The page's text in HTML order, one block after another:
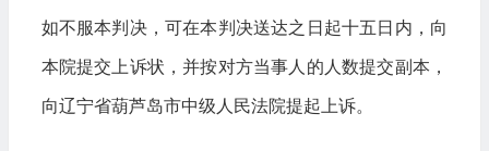
如不服本判决，可在本判决送达之日起十五日内，向
本院提交上诉状，并按对方当事人的人数提交副本，
向辽宁省葫芦岛市中级人民法院提起上诉。